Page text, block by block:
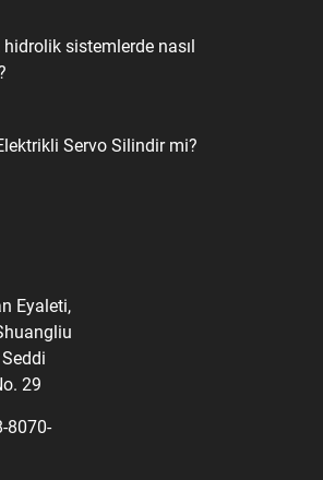
sistemlerde nasıl
Servo Silindir mi?
Eyaleti,
Seddi
29
8070-